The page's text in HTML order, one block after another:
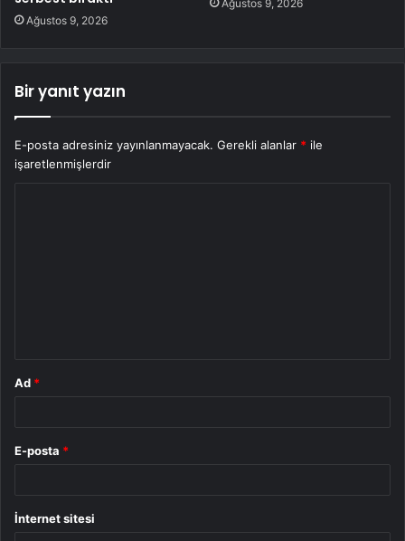
Ağustos 9, 2026
Ağustos 9, 2026
Bir yanıt yazın
E-posta adresiniz yayınlanmayacak. Gerekli alanlar * ile
işaretlenmişlerdir
Ad *
E-posta *
İnternet sitesi